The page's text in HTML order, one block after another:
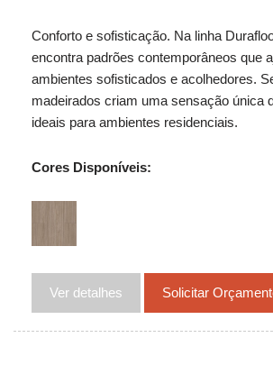
Conforto e sofisticação. Na linha
encontra padrões contemporâneos que
ambientes sofisticados e acolhedores.
madeirados criam uma sensação única
ideais para ambientes residenciais.
Cores Disponíveis:
Ver detalhes Solicitar